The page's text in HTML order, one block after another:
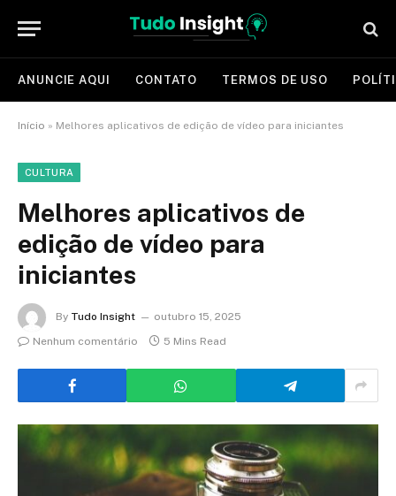
ANUNCIE AQUI CONTATO TERMOS DE USO
Início » Melhores aplicativos de edição de vídeo para iniciantes
CULTURA
Melhores aplicativos de
edição de vídeo para
iniciantes
By Tudo Insight
outubro 15, 2025
Nenhum comentário
5 Mins Read